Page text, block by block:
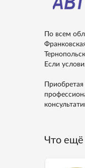
По всем
Если
Что ещё